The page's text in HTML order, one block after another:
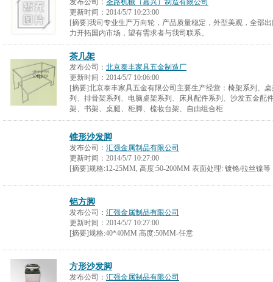
发布公司： 圣路机械（嘉兴）制造有限公司
更新时间： 2014/5/7 10:23:00
[摘要]我司专业生产万向轮，产品质量稳定，外型美观，全部
力开拓国内市场，望有需求者与我司联系。
茶几架
发布公司： 北京泰丰家具五金制造厂
更新时间： 2014/5/7 10:06:00
[摘要]北京泰丰家具五金有限公司主要生产经营：椅架系列、
列、排骨架系列、电脑桌架系列、床具配件系列、沙发五金配
架、书架、桌腿、柜脚、梳妆台架、自由组合柜
锥形沙发脚
发布公司： 汇强金属制品有限公司
更新时间： 2014/5/7 10:27:00
[摘要]规格:12-25MM, 高度:50-200MM 表面处理: 镀铬/拉丝镍等
铝方脚
发布公司： 汇强金属制品有限公司
更新时间： 2014/5/7 10:27:00
[摘要]规格:40*40MM 高度:50MM-任意
方形沙发脚
发布公司： 汇强金属制品有限公司